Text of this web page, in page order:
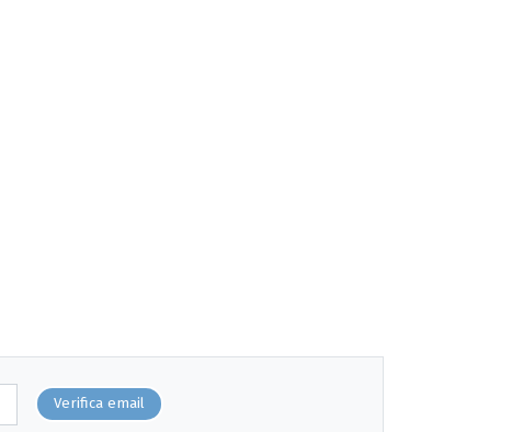
Verifica email